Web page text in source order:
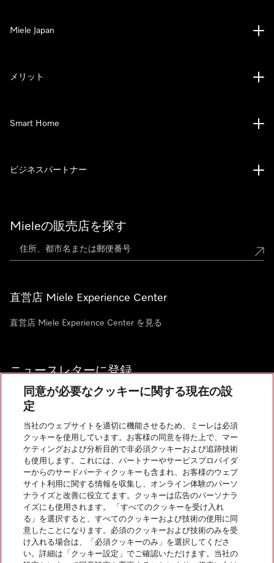
Mieleの販売店を探す
直営店 Miele Experience Center
直営店 Miele Experience Center を見る
ニュースレターに登録
お問い合わせ
Miele Japan
メリット
Smart Home
ビジネスパートナー
InstagramのMiele
YoutubeのMiele
同意が必要なクッキーに関する現在の設
定
当社のウェブサイトを適切に機能させるため、ミーレは必須
クッキーを使用しています。お客様の同意を得た上で、マー
ケティングおよび分析目的で非必須クッキーおよび追跡技術
も使用します。これには、パートナーやサービスプロバイダ
ーからのサードパーティクッキーも含まれ、お客様のウェブ
サイト利用に関する情報を収集し、オンライン体験のパーソ
ナライズと改善に役立てます。クッキーは広告のパーソナラ
イズにも使用されます。 「すべてのクッキーを受け入れ
る」を選択すると、すべてのクッキーおよび技術の使用に同
意したことになります。必須のクッキーおよび技術のみを受
け入れる場合は、「必須クッキーのみ」を選択してくださ
い。詳細は「クッキー設定」でご確認いただけます。当社の